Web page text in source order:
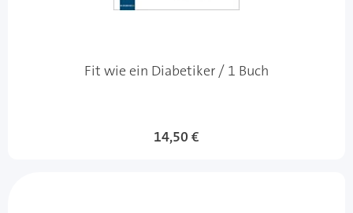
Fit wie ein Diabetiker / 1 Buch
14,50 €